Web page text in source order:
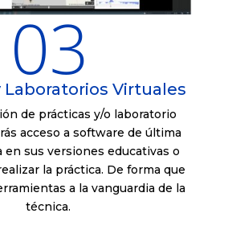
03
Laboratorios Virtuales
de prácticas y/o laboratorio
acceso a software de última
en sus versiones educativas o
la práctica. De forma que
a la vanguardia de la
técnica.